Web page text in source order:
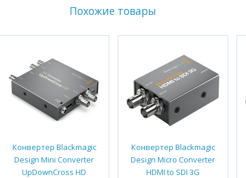
Похожие товары
Конвертер Blackmagic
Design Mini Converter
UpDownCross HD
Конвертер Blackmagic
Design Micro Converter
HDMI to SDI 3G